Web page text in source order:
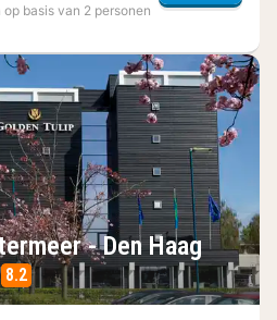
basis van 2 personen
- Den Haag
8.2